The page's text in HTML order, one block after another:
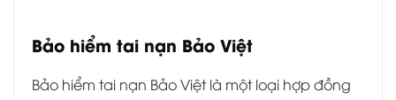
Bảo hiểm tai nạn Bảo Việt
Bảo hiểm tai nạn Bảo Việt là một loại hợp đồng